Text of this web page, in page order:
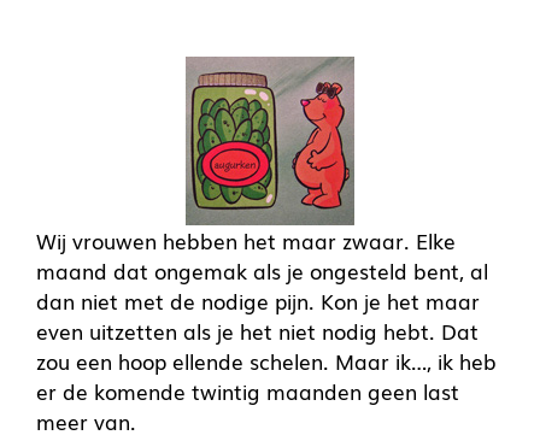
Wij vrouwen hebben het maar zwaar. Elke
maand dat ongemak als je ongesteld bent, al
dan niet met de nodige pijn. Kon je het maar
even uitzetten als je het niet nodig hebt. Dat
zou een hoop ellende schelen. Maar ik…, ik heb
er de komende twintig maanden geen last
meer van.